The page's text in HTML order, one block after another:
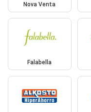
Nova Venta
Falabella